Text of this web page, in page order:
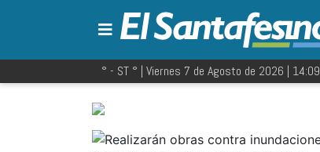
° - ST ° | Viernes 7 de Agosto de 2026 | 14:09